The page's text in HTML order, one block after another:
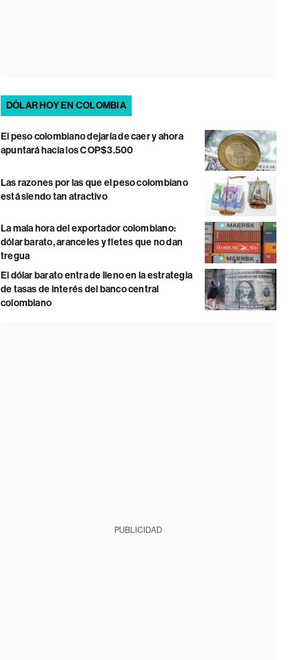
DÓLAR HOY EN COLOMBIA
El peso colombiano dejaría de caer y ahora
apuntará hacia los COP$3.500
Las razones por las que el peso colombiano
está siendo tan atractivo
La mala hora del exportador colombiano:
dólar barato, aranceles y fletes que no dan
tregua
El dólar barato entra de lleno en la estrategia
de tasas de interés del banco central
colombiano
PUBLICIDAD